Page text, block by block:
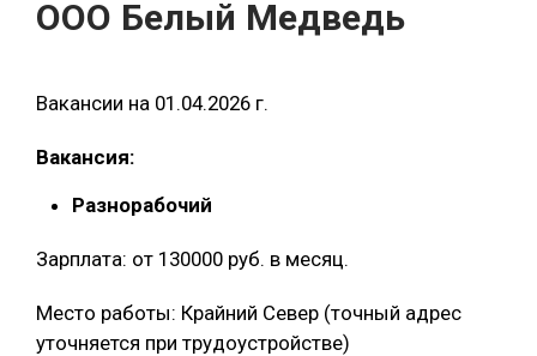
ООО Белый Медведь
Вакансии на 01.04.2026 г.
Вакансия:
Разнорабочий
Зарплата: от 130000 руб. в месяц.
Место работы: Крайний Север (точный адрес
уточняется при трудоустройстве)